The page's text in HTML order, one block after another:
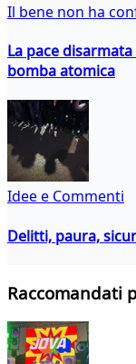
Il bene non ha
La pace
bomba atomica
Idee e Commenti
Delitti, paura,
Raccomandati